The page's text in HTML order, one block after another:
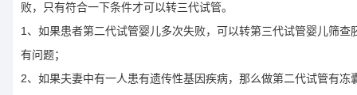
败，只有符合一下条件才可以转三代试管。
1、如果患者第二代试管婴儿多次失败，可以转第三代试管婴儿筛查
有问题；
2、如果夫妻中有一人患有遗传性基因疾病，那么做第二代试管有冻